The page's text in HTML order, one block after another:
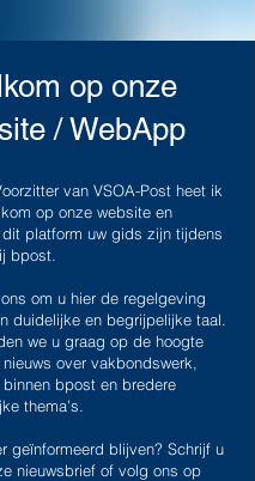
op onze
/ WebApp
van VSOA-Post heet ik
op onze website en
platform uw gids zijn tijdens
bpost.
om u hier de regelgeving
duidelijke en begrijpelijke taal.
we u graag op de hoogte
over vakbondswerk,
bpost en bredere
thema’s.
geïnformeerd blijven? Schrijf u
nieuwsbrief of volg ons op